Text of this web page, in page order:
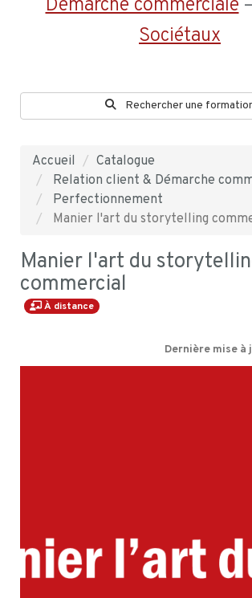
Démarche commerciale
Sociétaux
Rechercher une
Accueil
Catalogue
Relation client & Démarche
Perfectionnement
Manier l'art du storytelling
Manier l'art du
commercial
À distance
Dernière mise à